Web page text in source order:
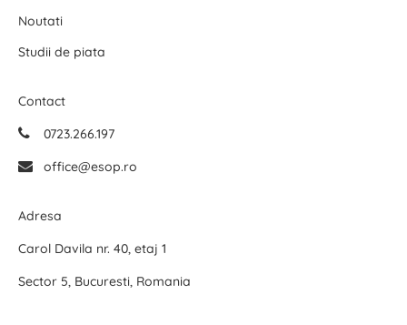
Noutati
Studii de piata
Contact
0723.266.197
office@esop.ro
Adresa
Carol Davila nr. 40, etaj 1
Sector 5, Bucuresti, Romania